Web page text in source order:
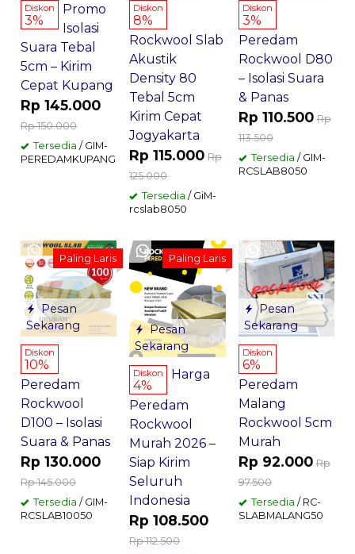
Diskon
3%
Promo
Isolasi
Suara Tebal
5cm – Kirim
Cepat Kupang
Rp 145.000
Rp 150.000
Tersedia / GIM-
PEREDAMKUPANG
Diskon
8%
Rockwool Slab
Akustik
Density 80
Tebal 5cm
Kirim Cepat
Jogyakarta
Rp 115.000 Rp
125.000
Tersedia / GiM-
rcslab8050
Diskon
3%
Peredam
Rockwool D80
– Isolasi Suara
& Panas
Rp 110.500 Rp
113.500
Tersedia / GIM-
RCSLAB8050
Pesan
Sekarang
Paling Laris
Diskon
10%
Peredam
Rockwool
D100 – Isolasi
Suara & Panas
Rp 130.000
Rp 145.000
Tersedia / GIM-
RCSLAB10050
Pesan
Sekarang
Paling Laris
Diskon
4%
Harga
Peredam
Rockwool
Murah 2026 –
Siap Kirim
Seluruh
Indonesia
Rp 108.500
Rp 112.500
Pesan
Sekarang
Diskon
6%
Peredam
Malang
Rockwool 5cm
Murah
Rp 92.000 Rp
97.500
Tersedia / RC-
SLABMALANG50